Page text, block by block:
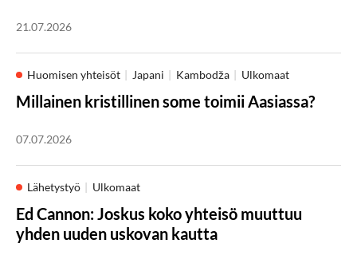
21.07.2026
Huomisen yhteisöt Japani Kambodža Ulkomaat
Millainen kristillinen some toimii Aasiassa?
07.07.2026
Lähetystyö Ulkomaat
Ed Cannon: Joskus koko yhteisö muuttuu
yhden uuden uskovan kautta